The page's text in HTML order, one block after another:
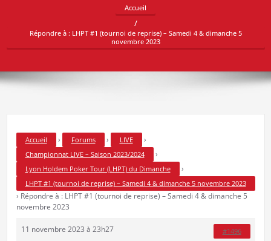
Accueil
Répondre à : LHPT #1 (tournoi de reprise) – Samedi 4 & dimanche 5
novembre 2023
Accueil › Forums › LIVE ›
Championnat LIVE – Saison 2023/2024 ›
Lyon Holdem Poker Tour (LHPT) du Dimanche ›
LHPT #1 (tournoi de reprise) – Samedi 4 & dimanche 5 novembre 2023
› Répondre à : LHPT #1 (tournoi de reprise) – Samedi 4 & dimanche 5
novembre 2023
11 novembre 2023 à 23h27 #1496